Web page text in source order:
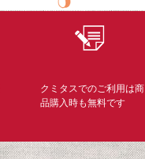
クミタスでのご利用は商
品購入時も無料です